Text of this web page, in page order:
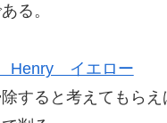
る。
すると考えてもらえ